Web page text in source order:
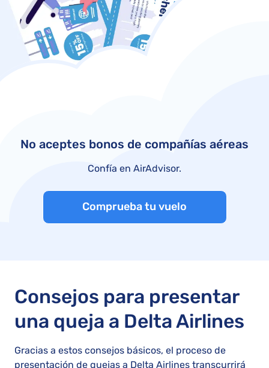
No aceptes bonos de compañías aéreas
Confía en AirAdvisor.
Comprueba tu vuelo
Consejos para presentar
una queja a Delta Airlines
Gracias a estos consejos básicos, el proceso de
presentación de quejas a Delta Airlines transcurrirá